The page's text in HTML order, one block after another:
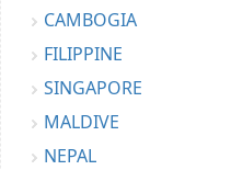
CAMBOGIA
FILIPPINE
SINGAPORE
MALDIVE
NEPAL